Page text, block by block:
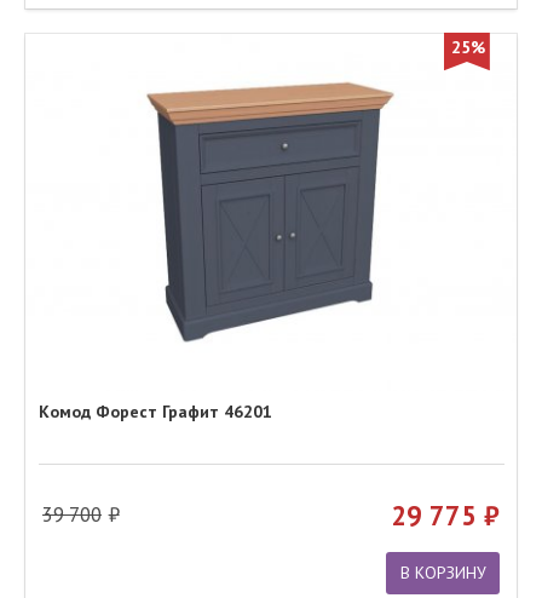
25%
Комод Форест Графит 46201
39 700 29 775
В КОРЗИНУ